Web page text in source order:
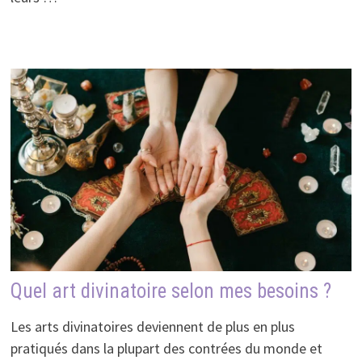
Quel art divinatoire selon mes besoins ?
Les arts divinatoires deviennent de plus en plus
pratiqués dans la plupart des contrées du monde et